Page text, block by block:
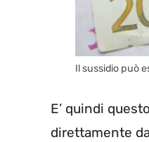
Il sussidio può
E’ quindi
direttamente